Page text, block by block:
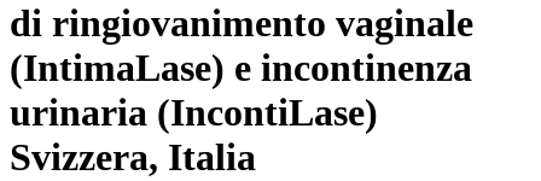
di ringiovanimento vaginale
(IntimaLase) e incontinenza
urinaria (IncontiLase)
Svizzera, Italia